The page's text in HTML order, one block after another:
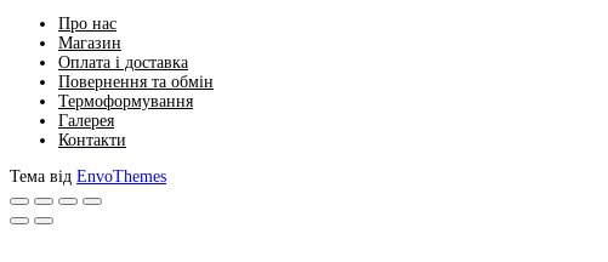
Про нас
Магазин
Оплата і доставка
Повернення та обмін
Термоформування
Галерея
Контакти
Тема від EnvoThemes